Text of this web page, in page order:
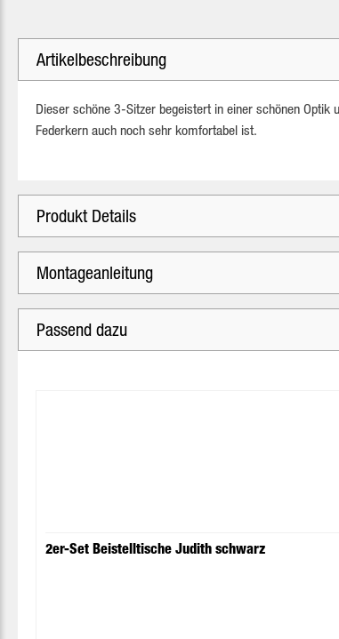
Artikelbeschreibung
Dieser schöne 3-Sitzer begeistert in einer schönen
Federkern auch noch sehr komfortabel ist.
Produkt Details
Montageanleitung
Passend dazu
2er-Set Beistelltische Judith schwarz